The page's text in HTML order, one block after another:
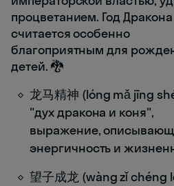
процветанием. Год Дракона
считается особенно
благоприятным для
детей. 🐉
龙马精神 (lóng mǎ jīng
"дух дракона и коня",
выражение,
энергичность и
望子成龙 (wàng zǐ